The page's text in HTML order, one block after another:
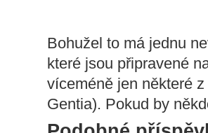
Bohužel to má jednu
které jsou připravené
víceméně jen některé
Gentia). Pokud by